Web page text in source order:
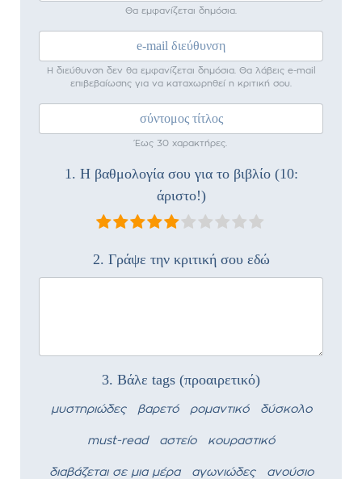
Θα εμφανίζεται δημόσια.
Η διεύθυνση δεν θα εμφανίζεται δημόσια. Θα λάβεις e-mail
επιβεβαίωσης για να καταχωρηθεί η κριτική σου.
Έως 30 χαρακτήρες.
1. Η βαθμολογία σου για το βιβλίο (10:
άριστο!)
2. Γράψε την κριτική σου εδώ
3. Βάλε tags (προαιρετικό)
μυστηριώδες βαρετό ρομαντικό δύσκολο
must-read αστείο κουραστικό
διαβάζεται σε μια μέρα αγωνιώδες ανούσιο